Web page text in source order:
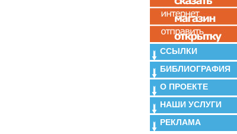
ССЫЛКИ
БИБЛИОГРАФИЯ
О ПРОЕКТЕ
НАШИ УСЛУГИ
РЕКЛАМА